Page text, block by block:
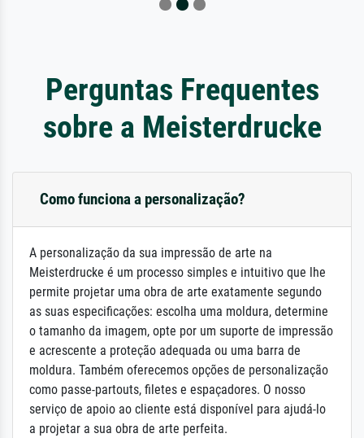
Perguntas Frequentes
sobre a Meisterdrucke
Como funciona a personalização?
A personalização da sua impressão de arte na
Meisterdrucke é um processo simples e intuitivo que lhe
permite projetar uma obra de arte exatamente segundo
as suas especificações: escolha uma moldura, determine
o tamanho da imagem, opte por um suporte de impressão
e acrescente a proteção adequada ou uma barra de
moldura. Também oferecemos opções de personalização
como passe-partouts, filetes e espaçadores. O nosso
serviço de apoio ao cliente está disponível para ajudá-lo
a projetar a sua obra de arte perfeita.